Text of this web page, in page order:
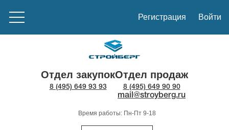
Регистрация Войти
Отдел закупок
8 (495) 649 93 93
Отдел продаж
8 (495) 649 90 90
mail@stroyberg.ru
Время работы: Пн-Пт 9-18